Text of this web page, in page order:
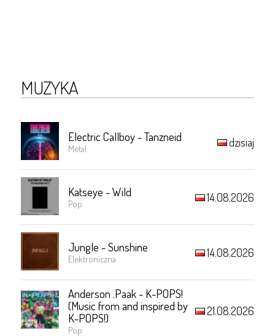
MUZYKA
Electric Callboy - Tanzneid
Metal dzisiaj
Katseye - Wild
Pop 14.08.2026
Jungle - Sunshine
Elektroniczna 14.08.2026
Anderson .Paak - K-POPS!
(Music from and inspired by
K-POPS!)
Pop
21.08.2026